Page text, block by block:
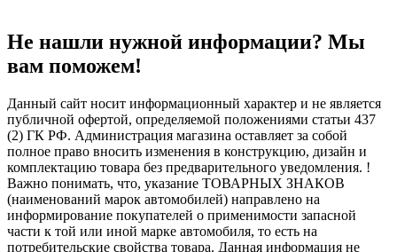
Не нашли нужной информации? Мы
вам поможем!
Данный сайт носит информационный характер и не является
публичной офертой, определяемой положениями статьи 437
(2) ГК РФ. Администрация магазина оставляет за собой
полное право вносить изменения в конструкцию, дизайн и
комплектацию товара без предварительного уведомления. !
Важно понимать, что, указание ТОВАРНЫХ ЗНАКОВ
(наименований марок автомобилей) направлено на
информирование покупателей о применимости запасной
части к той или иной марке автомобиля, то есть на
потребительские свойства товара. Данная информация не